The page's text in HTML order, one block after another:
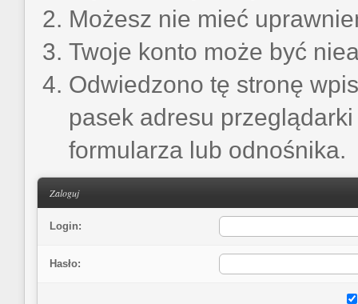
Możesz nie mieć
Twoje konto może być
Odwiedzono tę stronę
pasek adresu
formularza lub odnośnika.
Zaloguj
Login:
Hasło: